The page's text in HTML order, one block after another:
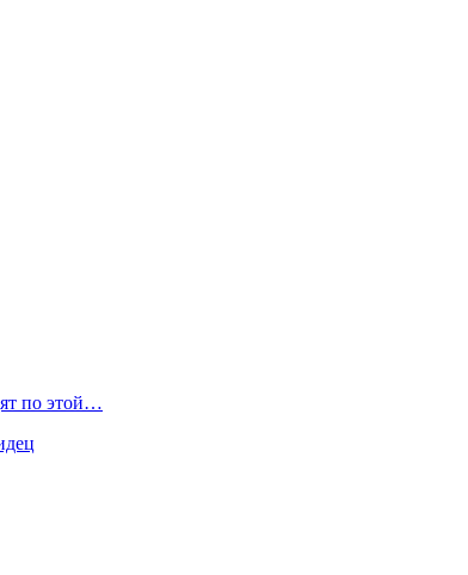
по этой…